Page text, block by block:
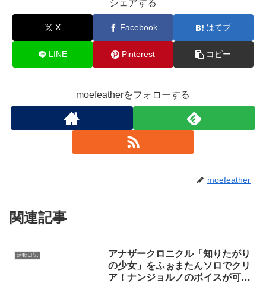
シェアする
X Facebook はてブ
LINE Pinterest コピー
moefeatherをフォローする
moefeather
関連記事
活動日記
アナザークロニクル「知りたがり
の少女」をふぉまたんソロでクリ
ア！ナンジョルノのボイスが可愛